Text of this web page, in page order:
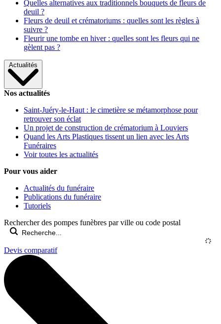
Quelles alternatives aux traditionnels bouquets de fleurs de
deuil ?
Fleurs de deuil et crématoriums : quelles sont les règles à
suivre ?
Fleurir une tombe en hiver : quelles sont les fleurs qui ne
gèlent pas ?
Actualités
Nos actualités
Saint-Juéry-le-Haut : le cimetière se métamorphose pour
retrouver son éclat
Un projet de construction de crématorium à Louviers
Quand les Arts Plastiques tissent un lien avec les Arts
Funéraires
Voir toutes les actualités
Pour vous aider
Actualités du funéraire
Publications du funéraire
Tutoriels
Rechercher des pompes funèbres par ville ou code postal
Devis comparatif